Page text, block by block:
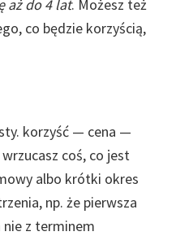
aż do 4 lat. Możesz też
co będzie korzyścią,
korzyść — cena —
coś, co jest
albo krótki okres
np. że pierwsza
z terminem